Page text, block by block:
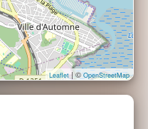
Leaflet| ©OpenStreetMap